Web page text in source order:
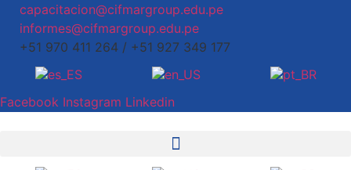
capacitacion@cifmargroup.edu.pe
informes@cifmargroup.edu.pe
+51 970 411 264 / +51 927 349 177
Facebook Instagram Linkedin